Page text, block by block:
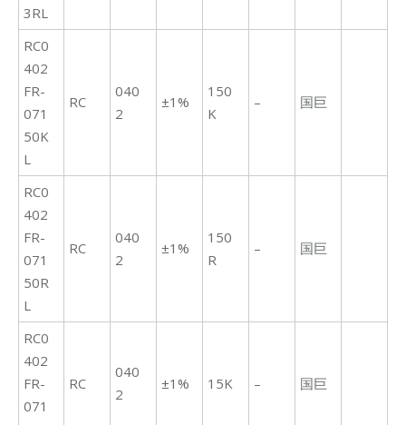
3RL
RC0
402
FR-
071
50K
L
RC
040
2
±1%
150
K
– 国巨
RC0
402
FR-
071
50R
L
RC
040
2
±1%
150
R
– 国巨
RC0
402
FR-
071
RC
040
2
±1% 15K – 国巨